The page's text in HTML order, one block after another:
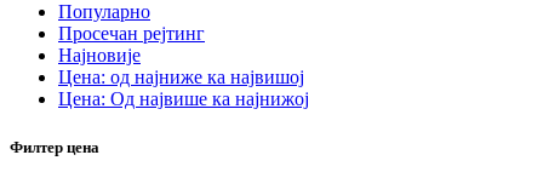
Популарно
Просечан рејтинг
Најновије
Цена: од најниже ка највишој
Цена: Од највише ка најнижој
Филтер цена